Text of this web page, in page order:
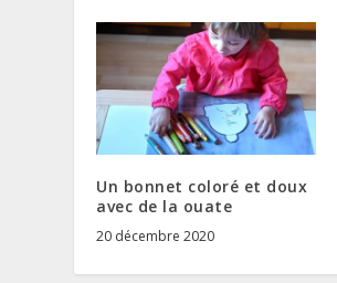
Un bonnet coloré et doux
avec de la ouate
20 décembre 2020